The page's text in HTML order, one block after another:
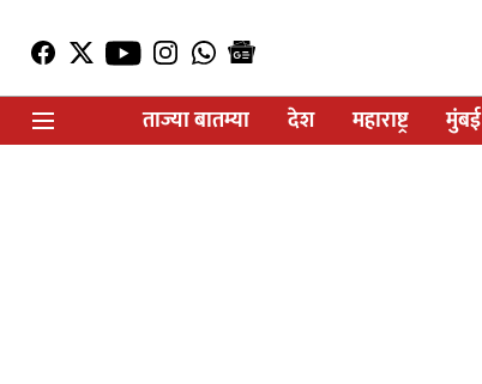
ताज्या बातम्या
देश महाराष्ट्र मुंबई